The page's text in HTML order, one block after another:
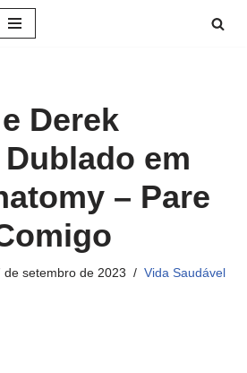
Derek
em
– Pare
de setembro de 2023 Vida Saudável